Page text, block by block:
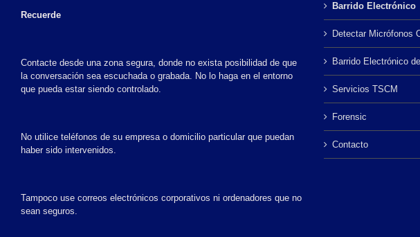
Recuerde
Contacte desde una zona segura, donde no exista posibilidad de que
la conversación sea escuchada o grabada. No lo haga en el entorno
que pueda estar siendo controlado.
No utilice teléfonos de su empresa o domicilio particular que puedan
haber sido intervenidos.
Tampoco use correos electrónicos corporativos ni ordenadores que no
sean seguros.
Barrido Electrónico
Detectar Micrófonos
Barrido Electrónico
Servicios TSCM
Forensic
Contacto